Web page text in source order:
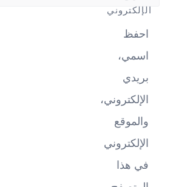
الإلكتروني
احفظ
اسمي،
بريدي
الإلكتروني،
والموقع
الإلكتروني
في هذا